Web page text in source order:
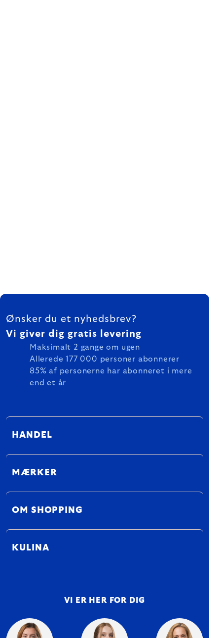
FOOTER
Ønsker du et nyhedsbrev?
Vi giver dig gratis levering
Maksimalt 2 gange om ugen
Allerede 177 000 personer abonnerer
85% af personerne har abonneret i mere
end et år
HANDEL
MÆRKER
OM SHOPPING
KULINA
VI ER HER FOR DIG